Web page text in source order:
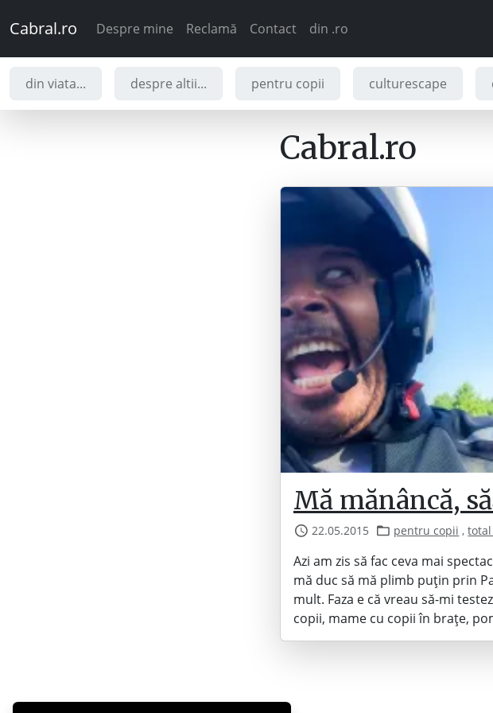
Cabral.ro Despre mine Reclamă Contact din .ro
din viata... despre altii... pentru copii culturescape
Cabral.ro
Mă mănâncă,
22.05.2015 pentru copii ,
Azi am zis să fac ceva mai
mă duc să mă plimb puțin prin
mult. Faza e că vreau să-mi
copii, mame cu copii în brațe,